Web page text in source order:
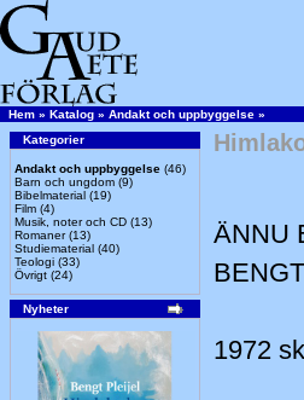
Hem » Katalog » Andakt och uppbyggelse »
Kategorier
Andakt och uppbyggelse (46)
Barn och ungdom (9)
Bibelmaterial (19)
Film (4)
Musik, noter och CD (13)
Romaner(13)
Studiematerial (40)
Teologi (33)
Övrigt (24)
Nyheter
ÄNNU
1972